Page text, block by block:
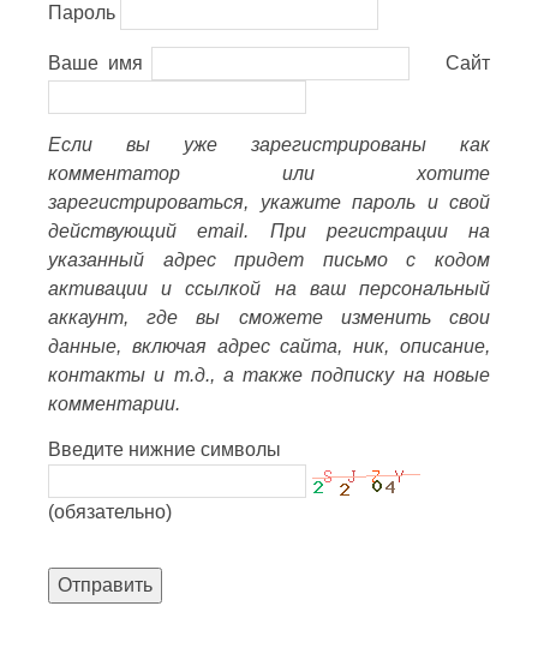
Пароль
Ваше имя Сайт
Если вы уже зарегистрированы как
комментатор или хотите
зарегистрироваться, укажите пароль и свой
действующий email. При регистрации на
указанный адрес придет письмо с кодом
активации и ссылкой на ваш персональный
аккаунт, где вы сможете изменить свои
данные, включая адрес сайта, ник, описание,
контакты и т.д., а также подписку на новые
комментарии.
Введите нижние символы
(обязательно)
Отправить